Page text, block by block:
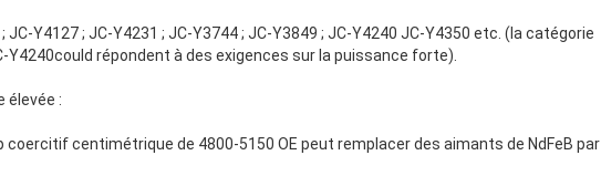
JC-Y4127 ; JC-Y4231 ; JC-Y3744 ; JC-Y3849 ; JC-Y4240 JC-Y4350 etc. (la catégorie
Y4240could répondent à des exigences sur la puissance forte).
élevée :
coercitif centimétrique de 4800-5150 OE peut remplacer des aimants de NdFeB par